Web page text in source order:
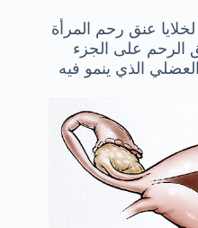
عنق رحم المرأة
الرحم على الجزء
الذي ينمو فيه